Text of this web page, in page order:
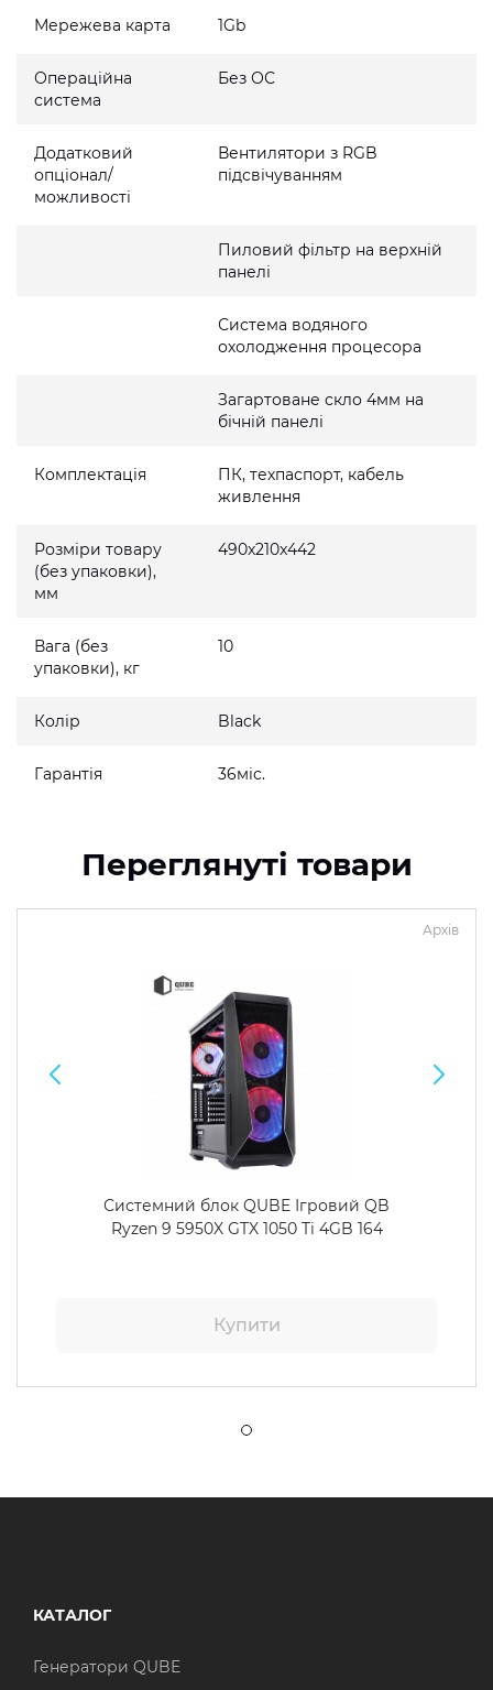
Мережева карта 1Gb
Операційна
система
Без ОС
Додатковий
опціонал/
можливості
Вентилятори з RGB
підсвічуванням
Пиловий фільтр на верхній
панелі
Система водяного
охолодження процесора
Загартоване скло 4мм на
бічній панелі
Комплектація
ПК, техпаспорт, кабель
живлення
Розміри товару
(без упаковки),
мм
490x210x442
Вага (без
упаковки), кг
10
Колір Black
Гарантія 36міс.
Переглянуті товари
Архів
Системний блок QUBE Ігровий QB
Ryzen 9 5950X GTX 1050 Ti 4GB 164
Купити
КАТАЛОГ
Генератори QUBE